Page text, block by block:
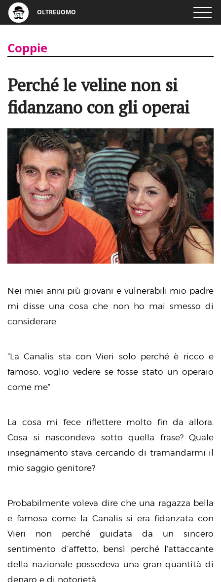
OLTREUOMO
Coppie
Perché le veline non si
fidanzano con gli operai
Nei miei anni più giovani e vulnerabili mio padre
mi disse una cosa che non ho mai smesso di
considerare.
“La Canalis sta con Vieri solo perché è ricco e
famoso, voglio vedere se fosse stato un operaio
come me”
La cosa mi fece riflettere molto fin da allora.
Cosa si nascondeva sotto quella frase? Quale
insegnamento stava cercando di tramandarmi il
mio saggio genitore?
Probabilmente voleva dire che una ragazza bella
e famosa come la Canalis si era fidanzata con
Vieri non perché guidata da un sincero
sentimento d’affetto, bensì perché l’attaccante
della nazionale possedeva una gran quantità di
denaro e di notorietà.